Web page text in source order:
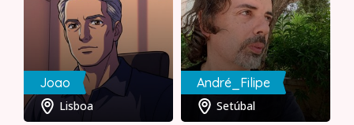
Joao
Lisboa
André_Filipe
Setúbal